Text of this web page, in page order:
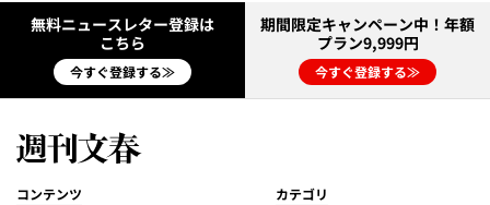
無料ニュースレター登録は
こちら
今すぐ登録する≫
期間限定キャンペーン中！年額
プラン9,999円
今すぐ登録する≫
コンテンツ カテゴリ